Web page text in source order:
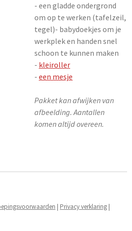
- een gladde ondergrond
om op te werken (tafelzeil,
tegel)- babydoekjes om je
werkplek en handen snel
schoon te kunnen maken
- kleiroller
- een mesje
Pakket kan afwijken van
afbeelding. Aantallen
komen altijd overeen.
| Privacy verklaring |